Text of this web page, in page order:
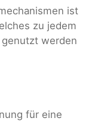
ist
zu jedem
werden
für eine